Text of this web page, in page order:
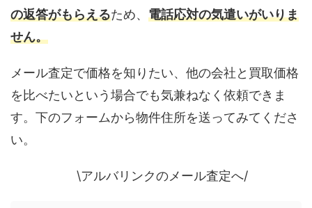
の返答がもらえるため、 電話応対の気遣いがいりま
せん。
メール査定で価格を知りたい、他の会社と買取価格
を比べたいという場合でも気兼ねなく依頼できま
す。下のフォームから物件住所を送ってみてくださ
い。
\アルバリンクのメール査定へ/